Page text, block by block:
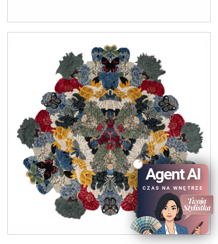
Agent AI
CZAS NA WNĘTRZE